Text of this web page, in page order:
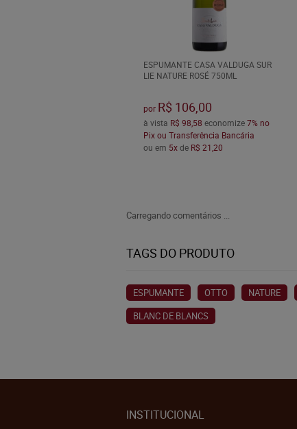
ESPUMANTE CASA VALDUGA SUR
LIE NATURE ROSÉ 750ML
por R$ 106,00
à vista R$ 98,58 economize7% no
Pix ou Transferência Bancária
ou em 5xde R$ 21,20
Carregando comentários ...
TAGS DO PRODUTO
ESPUMANTE OTTO NATURE
BLANC DE BLANCS
INSTITUCIONAL